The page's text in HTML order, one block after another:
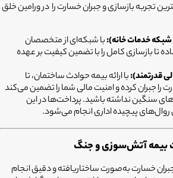
تجربه بازسازی و جبران خسارت را در ورامین خلق
خدمات خانه):با شبکه‌ای از متخصصان
تا بازسازی کامل را با تضمین کیفیت بر عهده
قدرتمند):با ارائه بیمه حوادث ساختمان، تا
را جبران کرده و امنیت مالی شما را تضمین می‌کند
سنگین نداشته باشید. پرداخت‌ها در این
پیچیده اداری انجام می‌شود.
بیمه آتش‌سوزی و جنگ
خسارت به‌صورت ساختاریافته و دقیق انجام